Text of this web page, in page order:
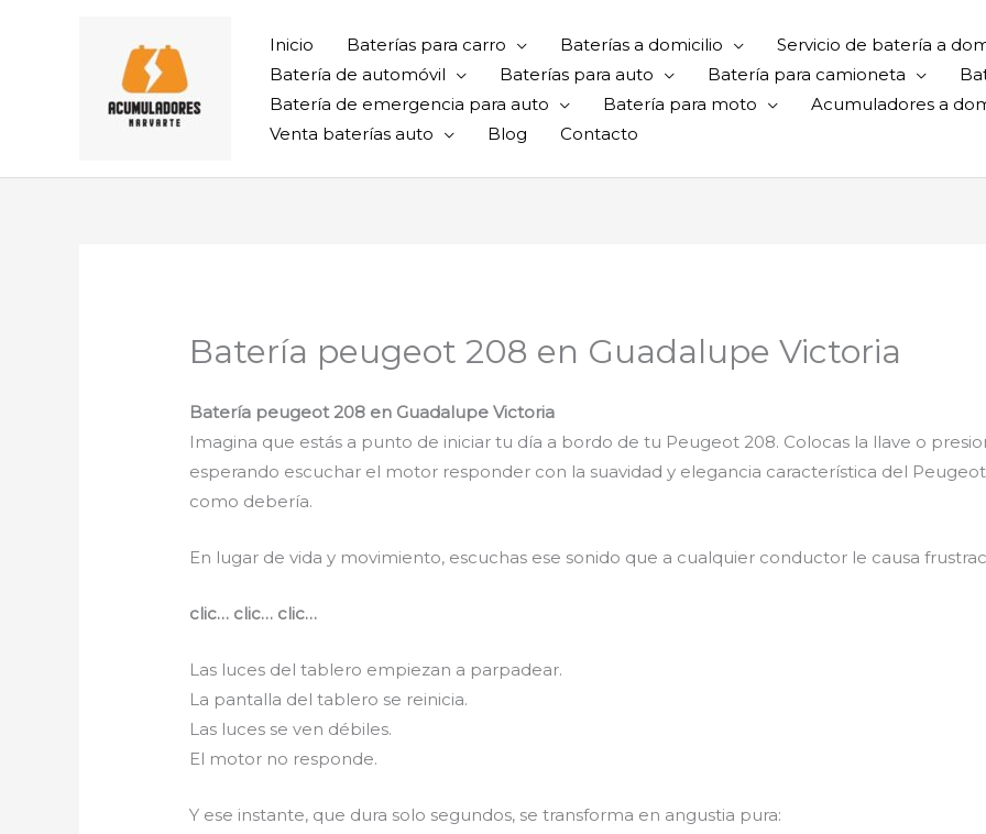
Inicio Baterías para carro Baterías a domicilio Servicio de batería a
Batería de automóvil
Baterías para auto Batería para camioneta
Batería de emergencia para auto
Batería para moto Acumuladores a
Venta baterías auto
Blog Contacto
Batería peugeot 208 en Guadalupe Victoria
Batería peugeot 208 en Guadalupe Victoria
Imagina que estás a punto de iniciar tu día a bordo de tu Peugeot 208. Colocas la llave o
esperando escuchar el motor responder con la suavidad y elegancia característica del
como debería.
En lugar de vida y movimiento, escuchas ese sonido que a cualquier conductor le causa
clic… clic… clic…
Las luces del tablero empiezan a parpadear.
La pantalla del tablero se reinicia.
Las luces se ven débiles.
El motor no responde.
Y ese instante, que dura solo segundos, se transforma en angustia pura: